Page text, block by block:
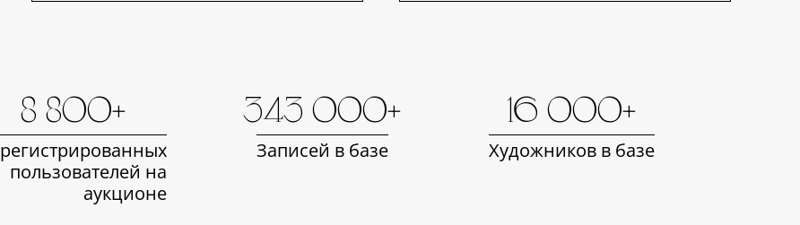
8 800+
пользователей на
аукционе
343 000+
Записей в базе
16 000+
Художников в базе